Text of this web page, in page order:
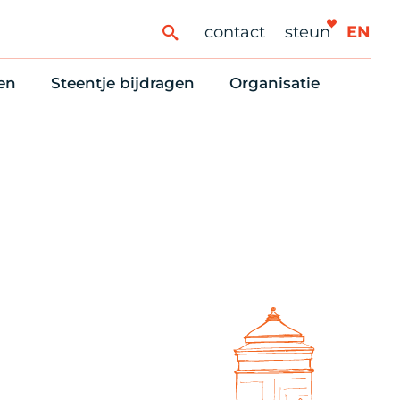
contact steun EN
Steentje bijdragen Organisatie